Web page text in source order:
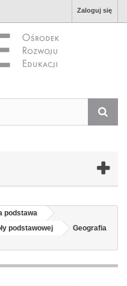
Zaloguj się
podstawa
podstawowej
Geografia